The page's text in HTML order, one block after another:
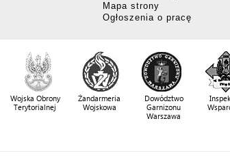
Mapa strony
Ogłoszenia o pracę
Wojska Obrony
Terytorialnej
Żandarmeria
Wojskowa
Dowództwo
Garnizonu
Warszawa